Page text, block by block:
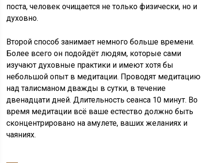
поста, человек очищается не только физически, но и
духовно.
Второй способ занимает немного больше времени.
Более всего он подойдёт людям, которые сами
изучают духовные практики и имеют хотя бы
небольшой опыт в медитации. Проводят медитацию
над талисманом дважды в сутки, в течение
двенадцати дней. Длительность сеанса 10 минут. Во
время медитации всё ваше естество должно быть
сконцентрировано на амулете, ваших желаниях и
чаяниях.